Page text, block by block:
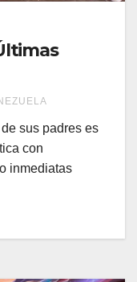
sus padres es
con
inmediatas